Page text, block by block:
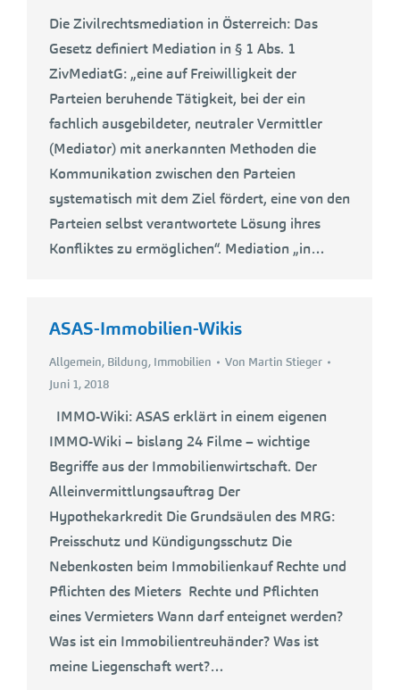
Die Zivilrechtsmediation in Österreich: Das
Gesetz definiert Mediation in § 1 Abs. 1
ZivMediatG: „eine auf Freiwilligkeit der
Parteien beruhende Tätigkeit, bei der ein
fachlich ausgebildeter, neutraler Vermittler
(Mediator) mit anerkannten Methoden die
Kommunikation zwischen den Parteien
systematisch mit dem Ziel fördert, eine von den
Parteien selbst verantwortete Lösung ihres
Konfliktes zu ermöglichen“. Mediation „in…
ASAS-Immobilien-Wikis
Allgemein, Bildung, Immobilien Von Martin Stieger
Juni 1, 2018
IMMO-Wiki: ASAS erklärt in einem eigenen
IMMO-Wiki – bislang 24 Filme – wichtige
Begriffe aus der Immobilienwirtschaft. Der
Alleinvermittlungsauftrag Der
Hypothekarkredit Die Grundsäulen des MRG:
Preisschutz und Kündigungsschutz Die
Nebenkosten beim Immobilienkauf Rechte und
Pflichten des Mieters Rechte und Pflichten
eines Vermieters Wann darf enteignet werden?
Was ist ein Immobilientreuhänder? Was ist
meine Liegenschaft wert?…